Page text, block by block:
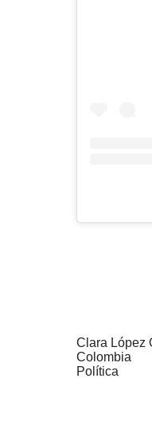
Clara López
Colombia
Política